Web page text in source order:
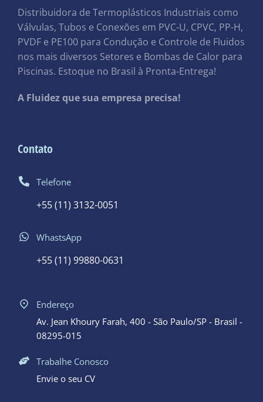
Distribuidora de Termoplásticos Industriais como
Válvulas, Tubos e Conexões em PVC-U, CPVC, PP-H,
PVDF e PE100 para Condução e Controle de Fluidos
nos mais diversos Setores e Bombas de Calor para
Piscinas. Estoque no Brasil à Pronta-Entrega!
A Fluidez que sua empresa precisa!
Contato
Telefone
+55 (11) 3132-0051
WhastsApp
+55 (11) 99880-0631
Endereço
Av. Jean Khoury Farah, 400 - São Paulo/SP - Brasil -
08295-015
Trabalhe Conosco
Envie o seu CV